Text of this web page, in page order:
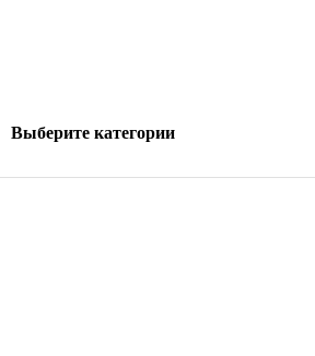
Выберите категории